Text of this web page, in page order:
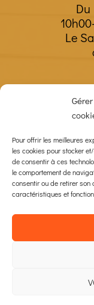
Pour offrir les meilleures
les cookies pour stocker
de consentir à ces
le comportement de
consentir ou de retirer son
caractéristiques et
Du
Le